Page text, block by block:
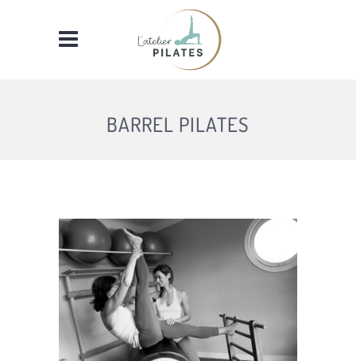
BARREL PILATES